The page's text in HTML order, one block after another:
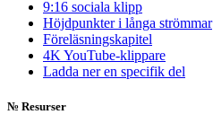
9:16 sociala klipp
Höjdpunkter i långa strömmar
Föreläsningskapitel
4K YouTube-klippare
Ladda ner en specifik del
№ Resurser